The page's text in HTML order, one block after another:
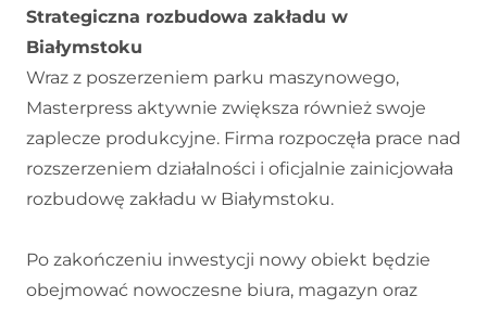
Strategiczna rozbudowa zakładu w
Białymstoku
Wraz z poszerzeniem parku maszynowego,
Masterpress aktywnie zwiększa również swoje
zaplecze produkcyjne. Firma rozpoczęła prace nad
rozszerzeniem działalności i oficjalnie zainicjowała
rozbudowę zakładu w Białymstoku.
Po zakończeniu inwestycji nowy obiekt będzie
obejmować nowoczesne biura, magazyn oraz